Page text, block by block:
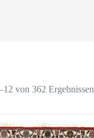
von 362 Ergebnissen